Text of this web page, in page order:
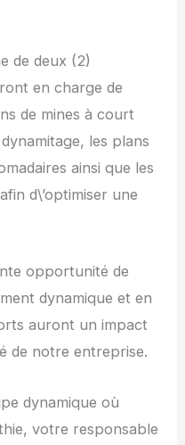
de deux (2)
en charge de
de mines à court
les plans
ainsi que les
d\’optimiser une
opportunité de
dynamique et en
auront un impact
de notre entreprise.
dynamique où
votre responsable